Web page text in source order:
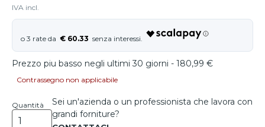
IVA incl.
€ 60.33
Prezzo piu basso negli ultimi 30 giorni - 180,99 €
Contrassegno non applicabile
Quantità
Sei un'azienda o un professionista che lavora con
grandi forniture?